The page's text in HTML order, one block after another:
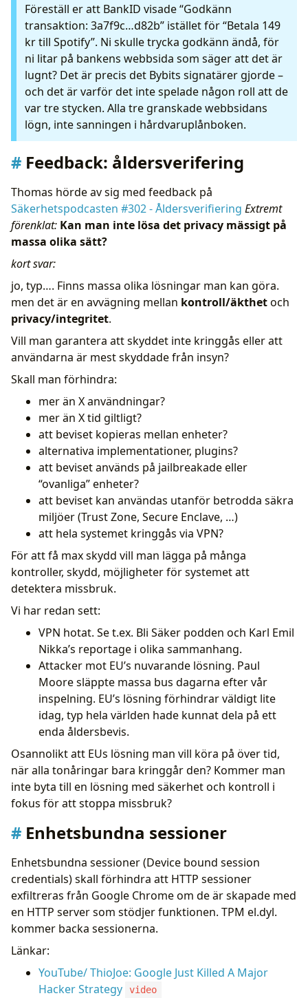
Föreställ er att BankID visade “Godkänn
transaktion: 3a7f9c…d82b” istället för “Betala 149
kr till Spotify”. Ni skulle trycka godkänn ändå, för
ni litar på bankens webbsida som säger att det är
lugnt? Det är precis det Bybits signatärer gjorde –
och det är varför det inte spelade någon roll att de
var tre stycken. Alla tre granskade webbsidans
lögn, inte sanningen i hårdvaruplånboken.
Feedback: åldersverifering
Thomas hörde av sig med feedback på
Säkerhetspodcasten #302 - Åldersverifiering Extremt
förenklat: Kan man inte lösa det privacy mässigt på
massa olika sätt?
kort svar:
jo, typ…. Finns massa olika lösningar man kan göra.
men det är en avvägning mellan kontroll/äkthetoch
privacy/integritet.
Vill man garantera att skyddet inte kringgås eller att
användarna är mest skyddade från insyn?
Skall man förhindra:
mer än X användningar?
mer än X tid giltligt?
att beviset kopieras mellan enheter?
alternativa implementationer, plugins?
att beviset används på jailbreakade eller
“ovanliga” enheter?
att beviset kan användas utanför betrodda säkra
miljöer (Trust Zone, Secure Enclave, …)
att hela systemet kringgås via VPN?
För att få max skydd vill man lägga på många
kontroller, skydd, möjligheter för systemet att
detektera missbruk.
Vi har redan sett:
VPN hotat. Se t.ex. Bli Säker podden och Karl Emil
Nikka’s reportage i olika sammanhang.
Attacker mot EU’s nuvarande lösning. Paul
Moore släppte massa bus dagarna efter vår
inspelning. EU’s lösning förhindrar väldigt lite
idag, typ hela världen hade kunnat dela på ett
enda åldersbevis.
Osannolikt att EUs lösning man vill köra på över tid,
när alla tonåringar bara kringgår den? Kommer man
inte byta till en lösning med säkerhet och kontroll i
fokus för att stoppa missbruk?
Enhetsbundna sessioner
Enhetsbundna sessioner (Device bound session
credentials) skall förhindra att HTTP sessioner
exfiltreras från Google Chrome om de är skapade med
en HTTP server som stödjer funktionen. TPM el.dyl.
kommer backa sessionerna.
Länkar:
YouTube/ ThioJoe: Google Just Killed A Major
Hacker Strategy
video